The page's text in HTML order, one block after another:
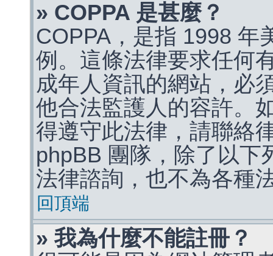
» COPPA 是甚麼？
COPPA，是指 1998 年
例。這條法律要求任何
成年人資訊的網站，必
他合法監護人的容許。
得遵守此法律，請聯絡
phpBB 團隊，除了以下
法律諮詢，也不為各種
回頂端
» 我為什麼不能註冊？